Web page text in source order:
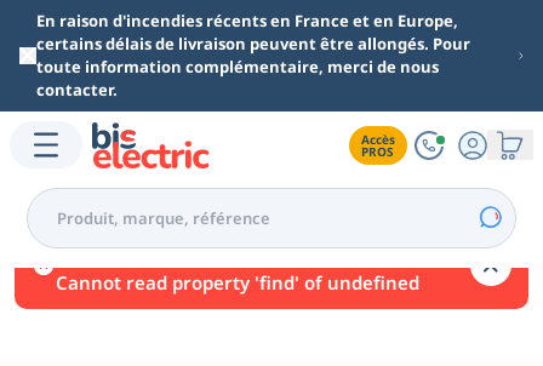
Aller au contenu principal
En raison d'incendies récents en France et en Europe,
certains délais de livraison peuvent être allongés. Pour
toute information complémentaire, merci de nous
contacter.
Accès
PROS
Une erreur est survenue.
Cannot read property 'find' of undefined